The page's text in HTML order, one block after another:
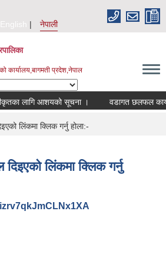
English
नेपाली
कार्यालय,बागमती प्रदेश,नेपाल
लागि आशयको सूचना । वडागत छलफल
लिंकमा क्लिक गर्नु होला:-
दिइएको लिंकमा क्लिक गर्नु